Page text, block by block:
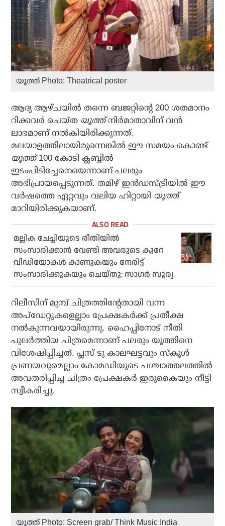
യൂത്ത് Photo: Theatrical poster
ആദ്യ ആഴ്ചയില്‍ തന്നെ ബജറ്റിന്റെ 200 ശതമാനം
റിക്കവര്‍ ചെയ്ത യൂത്ത്നിര്‍മാതാവിന് വന്‍
ലാഭമാണ് നല്‍കിയിരിക്കുന്നത്.
മലയാളത്തിലായിരുന്നെങ്കില്‍ ഈ സമയം കൊണ്ട്
യൂത്ത്100 കോടി ക്ലബ്ബില്‍
ഇടംപിടിച്ചേനെയെന്നാണ് പലരും
അഭിപ്രായപ്പെടുന്നത്. തമിഴ് ഇന്‍ഡസ്ട്രിയില്‍ ഈ
വര്‍ഷത്തെ ഏറ്റവും വലിയ ഹിറ്റായി യൂത്ത്
മാറിയിരിക്കുകയാണ്.
മല്ലിക ചേച്ചിയുടെ രീതിയിൽ
സംസാരിക്കാൻ വേണ്ടി അവരുടെ കുറേ
വീഡിയോകൾ കാണുകയും നേരിട്ട്
സംസാരിക്കുകയും ചെയ്തു: സാഗർ സൂര്യ
റിലീസിന് മുമ്പ് ചിത്രത്തിന്റേതായി വന്ന
അപ്‌ഡേറ്റുകളെല്ലാം പ്രേക്ഷകര്‍ക്ക് പ്രതീക്ഷ
നല്‍കുന്നവയായിരുന്നു. ഹൈപ്പിനോട് നീതി
പുലര്‍ത്തിയ ചിത്രമെന്നാണ് പലരും യൂത്തിനെ
വിശേഷിപ്പിച്ചത്. പ്ലസ് ടു കാലഘട്ടവും സ്‌കൂള്‍
പ്രണയവുമെല്ലാം കോമഡിയുടെ പശ്ചാത്തലത്തില്‍
അവതരിപ്പിച്ച ചിത്രം പ്രേക്ഷകര്‍ ഇരുകൈയും നീട്ടി
സ്വീകരിച്ചു.
യൂത്ത് Photo: Screen grab/ Think Music India